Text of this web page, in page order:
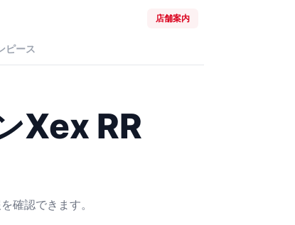
店舗案内
ピース
Xex RR
確認できます。